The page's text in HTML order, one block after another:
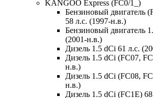
KANGOO Express (FC0/1_)
Бензиновый двигатель
58 л.с. (1997-н.в.)
Бензиновый двигатель
(2001-н.в.)
Дизель 1.5 dCi 61 л.с.
Дизель 1.5 dCi (FC07,
н.в.)
Дизель 1.5 dCi (FC08,
н.в.)
Дизель 1.5 dCi (FC1E)